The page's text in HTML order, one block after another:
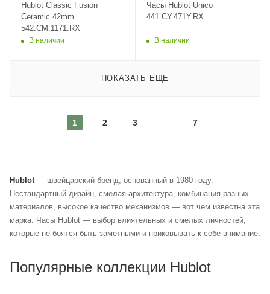
Hublot Classic Fusion
Ceramic 42mm
542.CM.1171.RX
В наличии
Часы Hublot Unico
441.CY.471Y.RX
В наличии
ПОКАЗАТЬ ЕЩЕ
1 2 3 7
Hublot— швейцарский бренд, основанный в 1980 году.
Нестандартный дизайн, смелая архитектура, комбинация разных
материалов, высокое качество механизмов — вот чем известна эта
марка. Часы Hublot — выбор влиятельных и смелых личностей,
которые не боятся быть заметными и приковывать к себе внимание.
Популярные коллекции Hublot